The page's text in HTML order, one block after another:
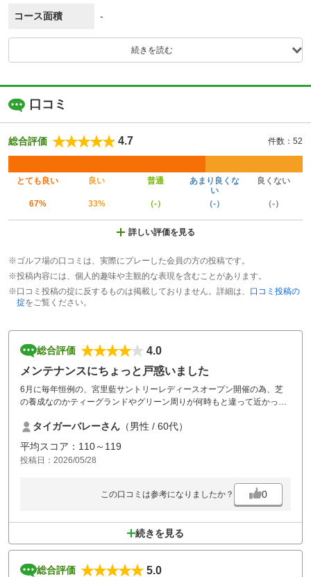
コース面積 -
続きを読む
口コミ
総合評価 4.7 件数：52
とても良い 良い 普通
あまり良くな
い
良くない
67% 33% （-） （-） （-）
詳しい評価を見る
※ゴルフ場の口コミは、実際にプレーした会員の方の投稿です。
※投稿内容には、個人的趣味や主観的な表現を含むことがあります。
※口コミ投稿の掟に反するものは掲載しておりません。詳細は、 口コミ投稿の
掟をご覧ください。
総合評価
4.0
メンテナンスにちょっと戸惑いました
6月に毎年恒例の、宮里藍サントリーレディースオープン開催の為、芝
の養成なのかティーグランドやグリーン周りが何時もと違って近かった
タイガーバレーさん （男性 / 60代）
平均スコア：110～119
投稿日：2026/05/28
この口コミは参考になりましたか？ 0
続きを見る
総合評価
5.0